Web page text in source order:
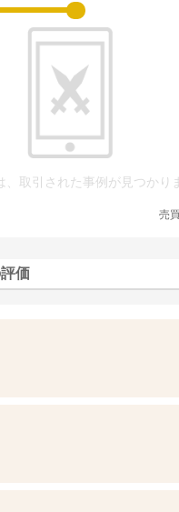
、取引された事例が見つかり
売
価